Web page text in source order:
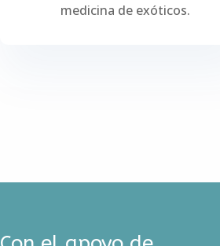
medicina de exóticos.